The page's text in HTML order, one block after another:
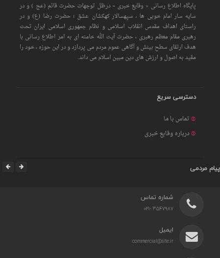
پایگاه اطلاع رسانی « وقایع خبری » درظل توجهات حضرت قائم (عج ) و در
سایه سار امام خوبی ها ، سپهسالار کهکشان عشق ؛ حضرت رضا (ع) و در
راستای اهداف مقدس انقلاب اسلامی و نظام جمهوری اسلامی ایران تحت
رهبری مقام معظم رهبری ، حضرت آیت الله خامنه ای به امر اطلاع رسانی با
هدف ارتقای سطح بینش و آگاهی عموم مردم می پردازد و در این حوزه ، خود را
مقید به اصول و ارزش های دین مبین اسلام می داند.
دسترسی سریع
تماس با ما
درباره وقایع خبری
پیام مردمی
شماره تماس
3547987 -021
ایمیل
commercial@site.ir